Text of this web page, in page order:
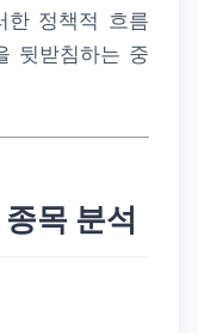
한 정책적 흐름
뒷받침하는 중
목 분석